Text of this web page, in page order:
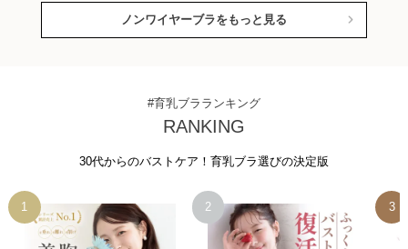
ノンワイヤーブラをもっと見る
#育乳ブラランキング
RANKING
30代からのバストケア！育乳ブラ選びの決定版